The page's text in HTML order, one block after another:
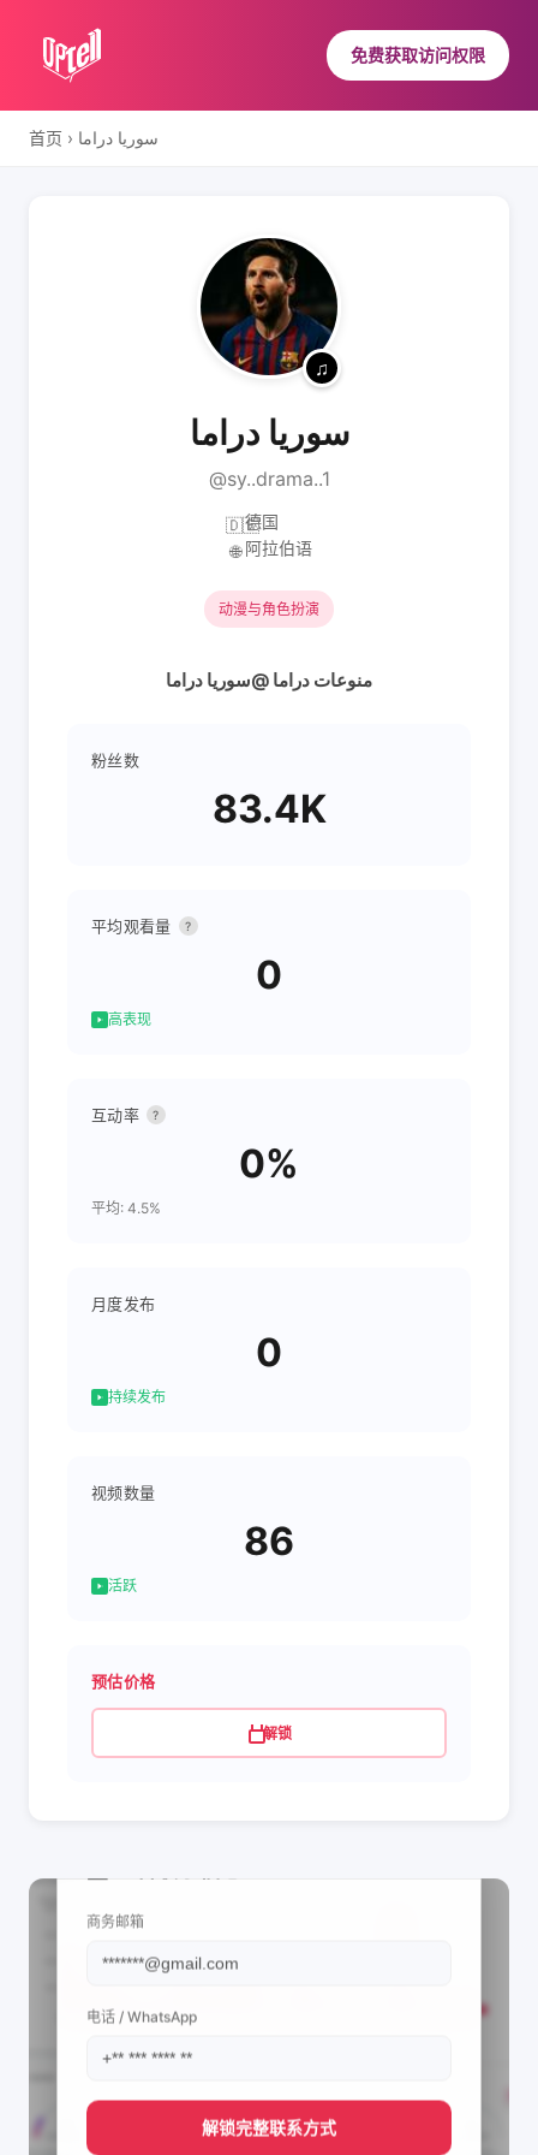
免费获取访问权限
首页 › سوريا دراما
سوريا دراما
@sy..drama..1
🇩🇪德国
🌐 阿拉伯语
动漫与角色扮演
منوعات دراما @سوريا دراما
粉丝数
83.4K
平均观看量 ?
0
高表现
互动率 ?
0%
平均: 4.5%
月度发布
0
持续发布
视频数量
86
活跃
预估价格
解锁
商务邮箱
电话 / WhatsApp
解锁完整联系方式